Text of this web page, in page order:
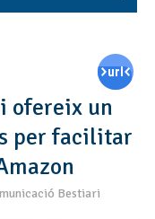
ofereix un
per facilitar
Bestiari